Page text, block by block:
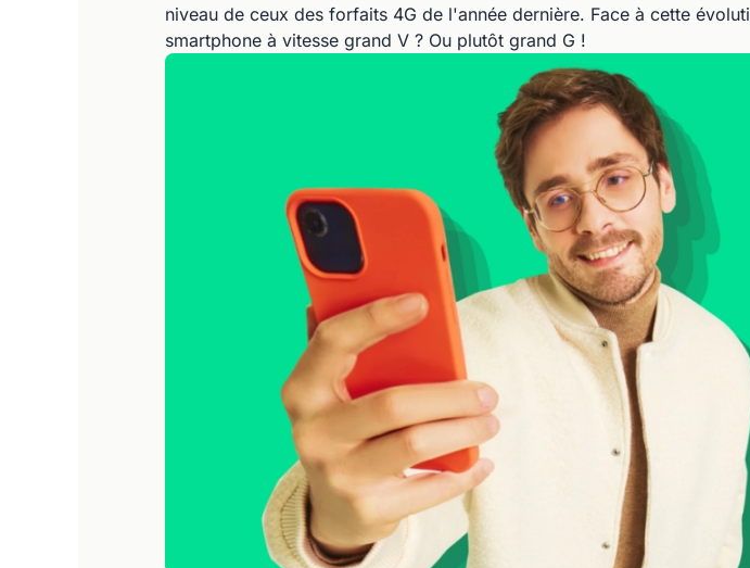
niveau de ceux des forfaits 4G de l'année dernière. Face à cette
smartphone à vitesse grand V ? Ou plutôt grand G !